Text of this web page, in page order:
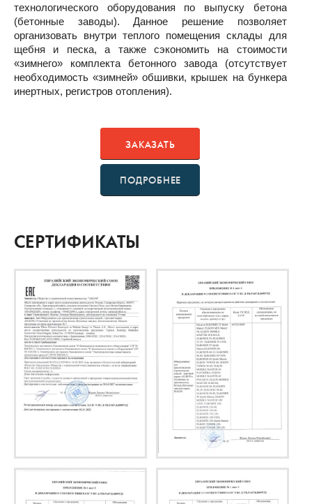
технологического оборудования по выпуску бетона
(бетонные заводы). Данное решение позволяет
организовать внутри теплого помещения склады для
щебня и песка, а также сэкономить на стоимости
«зимнего» комплекта бетонного завода (отсутствует
необходимость «зимней» обшивки, крышек на бункера
инертных, регистров отопления).
ЗАКАЗАТЬ
ПОДРОБНЕЕ
СЕРТИФИКАТЫ